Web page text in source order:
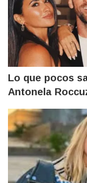
Lo que pocos
Antonela